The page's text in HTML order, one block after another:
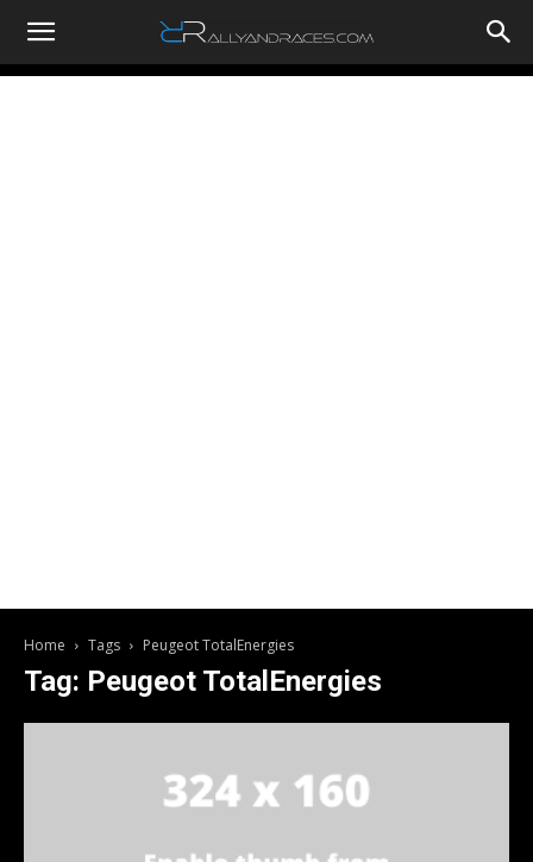
RallyandRaces.com
Home Tags Peugeot TotalEnergies
Tag: Peugeot TotalEnergies